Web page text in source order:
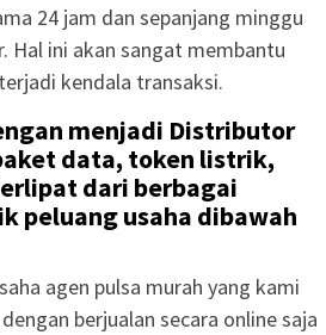
24 jam dan sepanjang minggu
Hal ini akan sangat membantu
kendala transaksi.
menjadi Distributor
data, token listrik,
dari berbagai
peluang usaha dibawah
agen pulsa murah yang kami
berjualan secara online saja